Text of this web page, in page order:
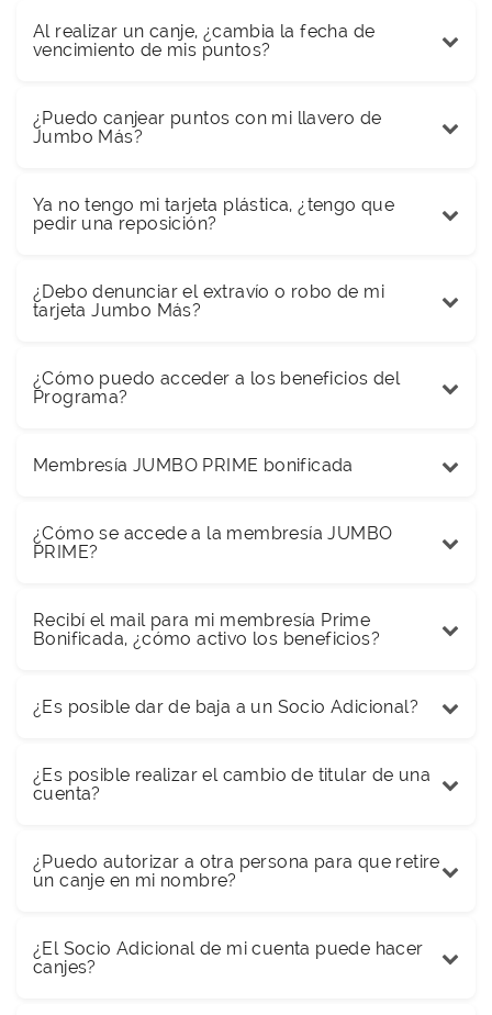
Al realizar un canje, ¿cambia la fecha de
vencimiento de mis puntos?
¿Puedo canjear puntos con mi llavero de
Jumbo Más?
Ya no tengo mi tarjeta plástica, ¿tengo que
pedir una reposición?
¿Debo denunciar el extravío o robo de mi
tarjeta Jumbo Más?
¿Cómo puedo acceder a los beneficios del
Programa?
Membresía JUMBO PRIME bonificada
¿Cómo se accede a la membresía JUMBO
PRIME?
Recibí el mail para mi membresía Prime
Bonificada, ¿cómo activo los beneficios?
¿Es posible dar de baja a un Socio Adicional?
¿Es posible realizar el cambio de titular de una
cuenta?
¿Puedo autorizar a otra persona para que retire
un canje en mi nombre?
¿El Socio Adicional de mi cuenta puede hacer
canjes?